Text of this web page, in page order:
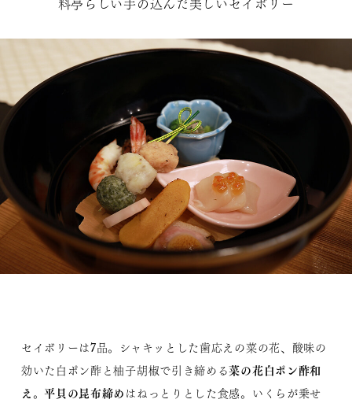
料亭らしい手の込んだ美しいセイボリー
セイボリーは7品。シャキッとした歯応えの菜の花、酸味の
効いた白ポン酢と柚子胡椒で引き締める菜の花白ポン酢和
え。平貝の昆布締め はねっとりとした食感。いくらが乗せ